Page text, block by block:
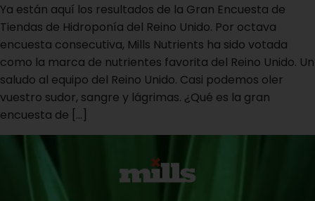
Ya están aquí los resultados de la Gran Encuesta de
Tiendas de Hidroponía del Reino Unido. Por octava
encuesta consecutiva, Mills Nutrients ha sido votada
como la marca de nutrientes favorita del Reino Unido. Un
saludo al equipo del Reino Unido. Casi podemos oler
vuestro sudor, sangre y lágrimas. ¿Qué es la gran
encuesta de […]